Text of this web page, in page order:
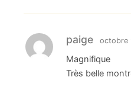
paige octobre
Magnifique
Très belle